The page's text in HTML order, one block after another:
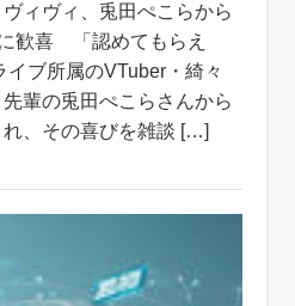
ィヴィ、兎田ぺこらから
歓喜 「認めてもらえ
ブ所属のVTuber・綺々
輩の兎田ぺこらさんから
、その喜びを雑談 […]